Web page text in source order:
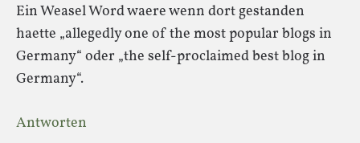
Ein Weasel Word waere wenn dort gestanden
haette „allegedly one of the most popular blogs in
Germany“ oder „the self-proclaimed best blog in
Germany“.
Antworten